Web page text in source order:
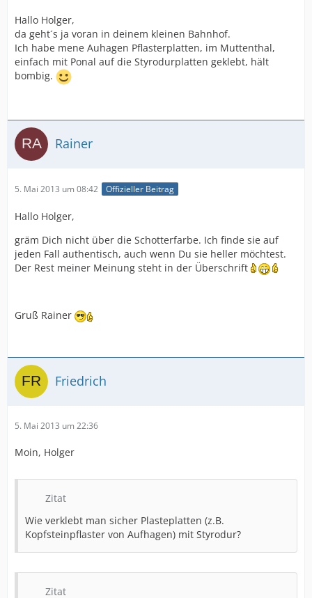
Hallo Holger,
da geht´s ja voran in deinem kleinen Bahnhof.
Ich habe mene Auhagen Pflasterplatten, im Muttenthal,
einfach mit Ponal auf die Styrodurplatten geklebt, hält
bombig.
Rainer
5. Mai 2013 um 08:42 Offizieller Beitrag
Hallo Holger,
gräm Dich nicht über die Schotterfarbe. Ich finde sie auf
jeden Fall authentisch, auch wenn Du sie heller möchtest.
Der Rest meiner Meinung steht in der Überschrift
Gruß Rainer
Friedrich
5. Mai 2013 um 22:36
Moin, Holger
Zitat
Wie verklebt man sicher Plasteplatten (z.B.
Kopfsteinpflaster von Aufhagen) mit Styrodur?
Zitat